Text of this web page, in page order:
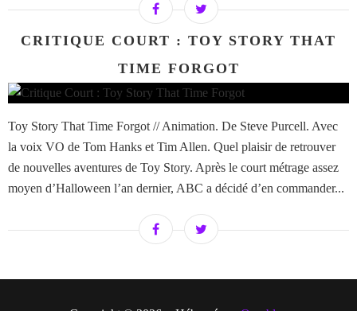
CRITIQUE COURT : TOY STORY THAT
TIME FORGOT
Toy Story That Time Forgot // Animation. De Steve Purcell. Avec
la voix VO de Tom Hanks et Tim Allen. Quel plaisir de retrouver
de nouvelles aventures de Toy Story. Après le court métrage assez
moyen d’Halloween l’an dernier, ABC a décidé d’en commander...